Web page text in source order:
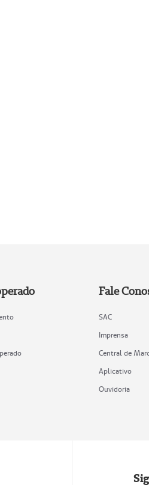
Fale
SAC
Imprensa
Central de
Aplicativo
Ouvidoria